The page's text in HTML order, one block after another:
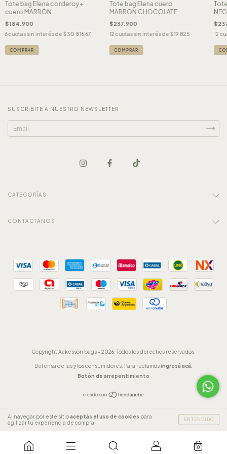
Al navegar por este sitioaceptás el uso de cookies para
agilizar tu experiencia de compra.
ENTENDIDO
0
Tote bag Elena corderoy +
cuero MARRÒN
CHOCOLATE
$184.900
6cuotas sin interés de $30.816,67
Tote bag Elena cuero
MARRON CHOCOLATE
$237.900
12 cuotas sin interés de $19.825 12
SUSCRIBITE A NUESTRO NEWSLETTER
CATEGORÍAS
CONTACTÁNOS
Copyright Aakessön bags - 2026. Todos los derechos reservados.
Defensa de las y los consumidores. Para reclamosingresá acá.
Botón de arrepentimiento